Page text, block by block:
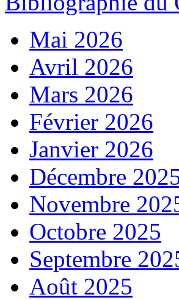
Mai 2026
Avril 2026
Mars 2026
Février 2026
Janvier 2026
Décembre
Novembre
Octobre 2025
Septembre
Août 2025